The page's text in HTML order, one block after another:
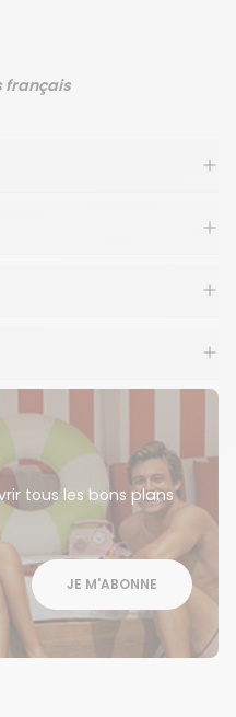
français
tous les bons plans
JE M'ABONNE